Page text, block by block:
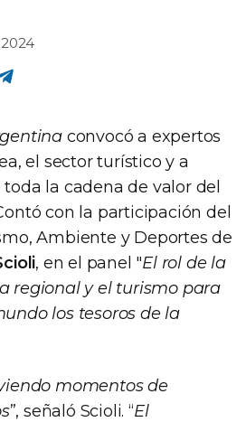
convocó a expertos
el sector turístico y a
la cadena de valor del
con la participación del
Ambiente y Deportes de
, en el panel "El rol de la
regional y el turismo para
los tesoros de la
momentos de
”, señaló Scioli. “El